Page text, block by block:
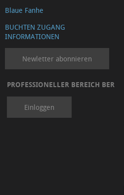
Blaue Fanhe
BUCHTEN ZUGANG
INFORMATIONEN
Newletter abonnieren
PROFESSIONELLER BEREICH BER
Einloggen